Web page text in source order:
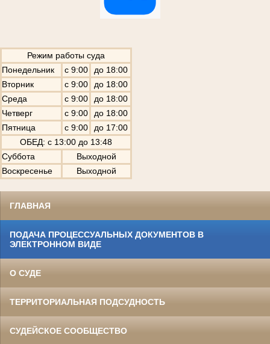
Режим работы суда
Понедельник
с 9:00
до 18:00
Вторник
с 9:00
до 18:00
Среда
с 9:00
до 18:00
Четверг
с 9:00
до 18:00
Пятница
с 9:00
до 17:00
ОБЕД: с 13:00 до 13:48
Суббота
Выходной
Воскресенье
Выходной
ГЛАВНАЯ
ПОДАЧА ПРОЦЕССУАЛЬНЫХ ДОКУМЕНТОВ В
ЭЛЕКТРОННОМ ВИДЕ
О СУДЕ
ТЕРРИТОРИАЛЬНАЯ ПОДСУДНОСТЬ
СУДЕЙСКОЕ СООБЩЕСТВО